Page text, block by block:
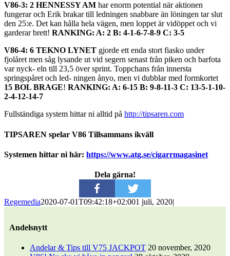
V86-3: 2 HENNESSY AM har enorm potential när aktionen
fungerar och Erik brakar till ledningen snabbare än löningen tar slut
den 25:e. Det kan hålla hela vägen, men loppet är vidöppet och vi
garderar brett! RANKING: A: 2 B: 4-1-6-7-8-9 C: 3-5
V86-4: 6 TEKNO LYNET gjorde ett enda stort fiasko under
fjolåret men såg lysande ut vid segern senast från piken och barfota
var nyck- eln till 23,5 över sprint. Toppchans från innersta
springspåret och led- ningen ånyo, men vi dubblar med formkortet
15 BOL BRAGE! RANKING: A: 6-15 B: 9-8-11-3 C: 13-5-1-10-
2-4-12-14-7
Fullständiga system hittar ni alltid på http://tipsaren.com
TIPSAREN spelar V86 Tillsammans ikväll
Systemen hittar ni här: https://www.atg.se/cigarrmagasinet
Dela gärna!
Regemedia2020-07-01T09:42:18+02:001 juli, 2020|
Andelsnytt
Andelar & Tips till V75 JACKPOT 20 november, 2020